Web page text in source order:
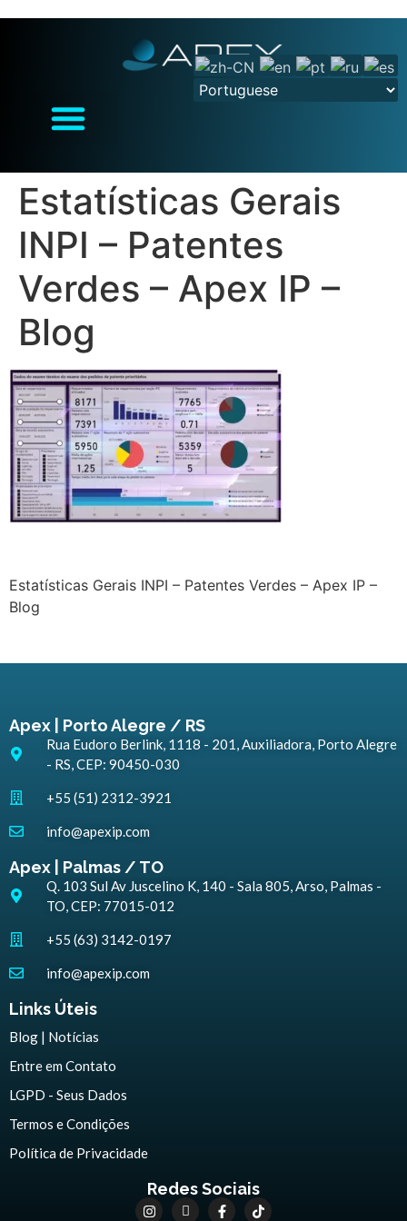
Estatísticas Gerais
INPI – Patentes
Verdes – Apex IP –
Blog
Estatísticas Gerais INPI – Patentes Verdes – Apex IP –
Blog
Apex | Porto Alegre / RS
Rua Eudoro Berlink, 1118 - 201, Auxiliadora, Porto Alegre
- RS, CEP: 90450-030
+55 (51) 2312-3921
info@apexip.com
Apex | Palmas / TO
Q. 103 Sul Av Juscelino K, 140 - Sala 805, Arso, Palmas -
TO, CEP: 77015-012
+55 (63) 3142-0197
info@apexip.com
Links Úteis
Blog | Notícias
Entre em Contato
LGPD - Seus Dados
Termos e Condições
Política de Privacidade
Redes Sociais